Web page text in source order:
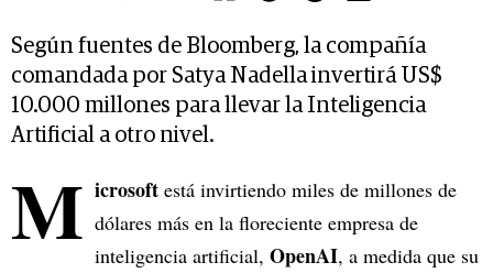
Según fuentes de Bloomberg, la compañía
comandada por Satya Nadella invertirá US$
10.000 millones para llevar la Inteligencia
Artificial a otro nivel.
M icrosoft está invirtiendo miles de millones de
dólares más en la floreciente empresa de
inteligencia artificial, OpenAI, a medida que su